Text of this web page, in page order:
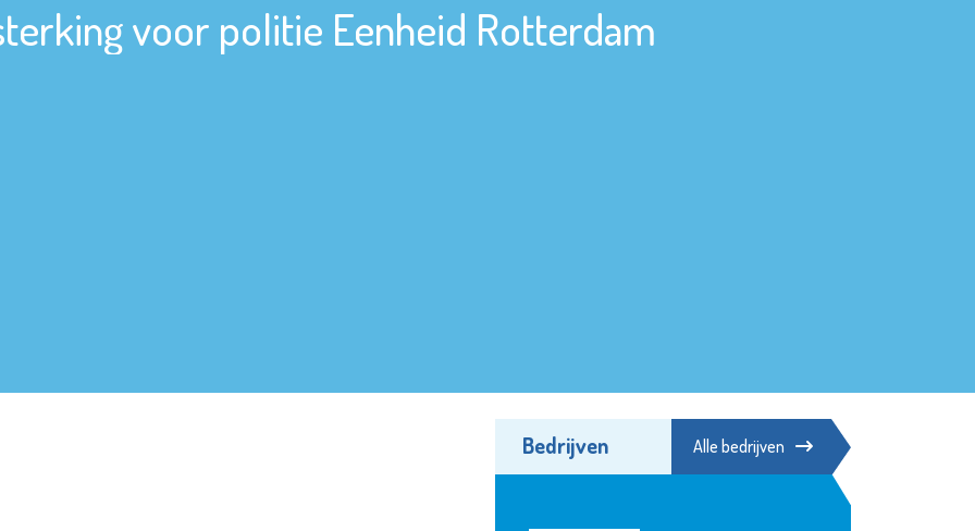
voor politie Eenheid Rotterdam
Bedrijven Alle bedrijven